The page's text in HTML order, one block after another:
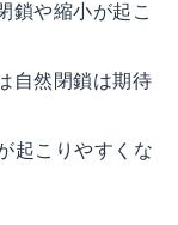
鎖や縮小が起こ
自然閉鎖は期待
起こりやすくな